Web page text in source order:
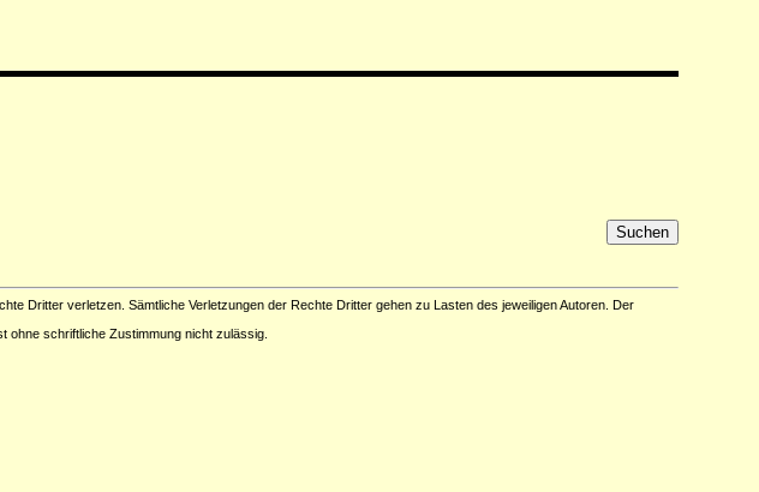
Dritter verletzen. Sämtliche Verletzungen der Rechte Dritter gehen zu Lasten des jeweiligen Autoren. Der
schriftliche Zustimmung nicht zulässig.